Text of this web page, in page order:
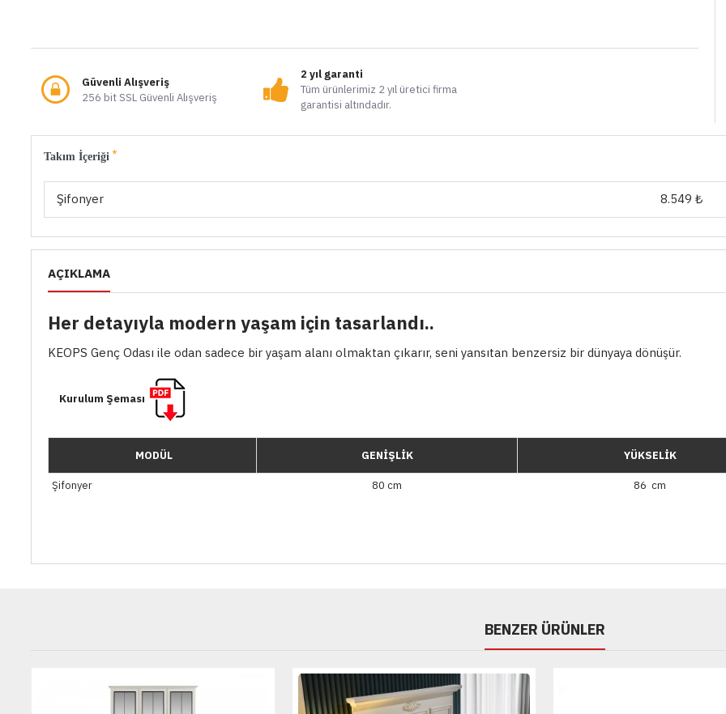
Güvenli Alışveriş
256 bit SSL Güvenli Alışveriş
2 yıl garanti
Tüm ürünlerimiz 2 yıl üretici firma
garantisi altındadır.
Takım İçeriği
Şifonyer 8.549 ₺
AÇIKLAMA
Her detayıyla modern yaşam için tasarlandı..
KEOPS Genç Odası ile odan sadece bir yaşam alanı olmaktan çıkarır, seni yansıtan benzersiz bir dünyaya dönüşür.
Kurulum Şeması
MODÜL GENİŞLİK YÜKSELİK
Şifonyer 80 cm 86 cm
BENZER ÜRÜNLER